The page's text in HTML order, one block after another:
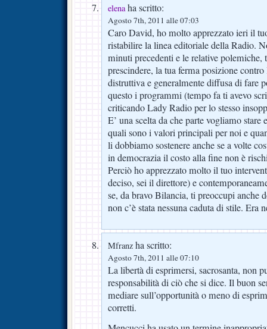
elenaha scritto:
Agosto 7th, 2011 alle 07:03
Caro David, ho molto apprezzato ieri il
ristabilire la linea editoriale della Radio.
minuti precedenti e le relative polemiche,
prescindere, la tua ferma posizione
distruttiva e generalmente diffusa di fare
questo i programmi (tempo fa ti avevo
criticando Lady Radio per lo stesso
E’ una scelta da che parte vogliamo
quali sono i valori principali per noi e
li dobbiamo sostenere anche se a volte
in democrazia il costo alla fine non è
Perciò ho apprezzato molto il tuo
deciso, sei il direttore) e
se, da bravo Bilancia, ti preoccupi anche
non c’è stata nessuna caduta di stile. Era
Mfranz ha scritto:
Agosto 7th, 2011 alle 07:10
La libertà di esprimersi, sacrosanta, non
responsabilità di ciò che si dice. Il buon
mediare sull’opportunità o meno di
corretti.